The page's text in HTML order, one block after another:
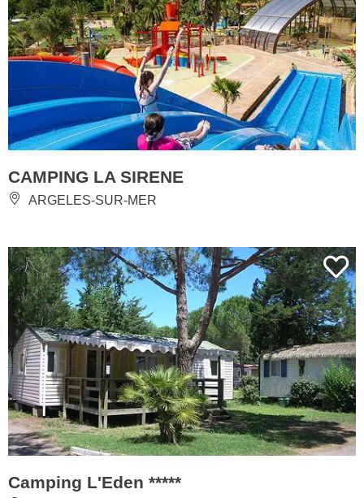
CAMPING LA SIRENE
ARGELES-SUR-MER
Camping L'Eden *****